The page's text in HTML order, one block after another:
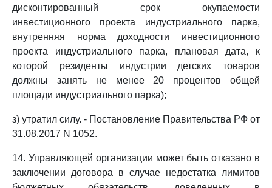
дисконтированный срок окупаемости
инвестиционного проекта индустриального парка,
внутренняя норма доходности инвестиционного
проекта индустриального парка, плановая дата, к
которой резиденты индустрии детских товаров
должны занять не менее 20 процентов общей
площади индустриального парка);
з) утратил силу. - Постановление Правительства РФ от
31.08.2017 N 1052.
14. Управляющей организации может быть отказано в
заключении договора в случае недостатка лимитов